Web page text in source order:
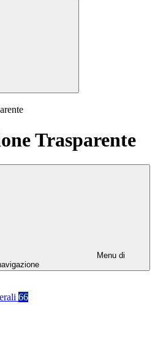
Trasparente
Menu di
66